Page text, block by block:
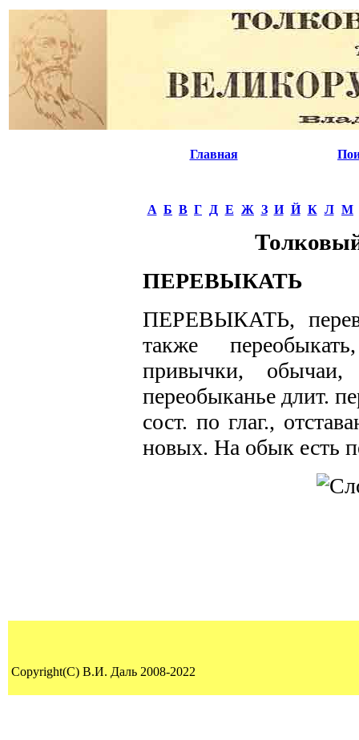
Главная
А Б В Г Д Е Ж З И Й К Л М
ПЕРЕВЫКАТЬ
ПЕРЕВЫКАТЬ,
также
привычки, обычаи,
переобыканье длит.
сост. по глаг.,
новых. На обык есть
Copyright(C) В.И. Даль 2008-2022